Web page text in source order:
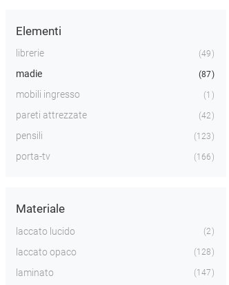
Elementi
librerie 49
madie 87
mobili ingresso 1
pareti attrezzate 42
pensili 123
porta-tv 166
Materiale
laccato lucido 2
laccato opaco 128
laminato 147